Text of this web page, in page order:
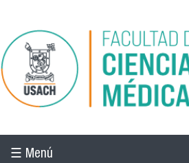
Pasar al contenido principal
☰ Menú